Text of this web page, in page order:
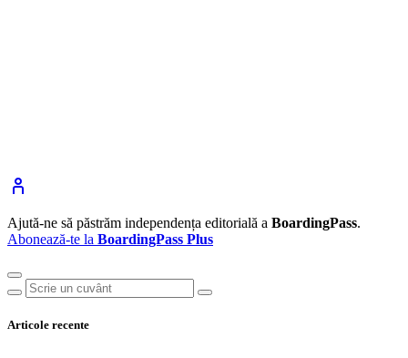
Ajută-ne să păstrăm independența editorială a BoardingPass.
Abonează-te la BoardingPass Plus
Articole recente